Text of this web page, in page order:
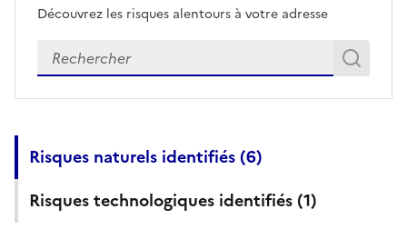
Découvrez les risques alentours à votre adresse
Veuillez renseigner votre adresse exacte
Risques naturels identifiés (6)
Risques technologiques identifiés (1)